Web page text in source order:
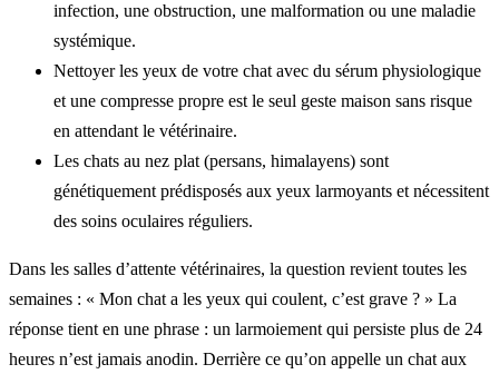
infection, une obstruction, une malformation ou une maladie
systémique.
Nettoyer les yeux de votre chat avec du sérum physiologique
et une compresse propre est le seul geste maison sans risque
en attendant le vétérinaire.
Les chats au nez plat (persans, himalayens) sont
génétiquement prédisposés aux yeux larmoyants et nécessitent
des soins oculaires réguliers.
Dans les salles d’attente vétérinaires, la question revient toutes les
semaines : « Mon chat a les yeux qui coulent, c’est grave ? » La
réponse tient en une phrase : un larmoiement qui persiste plus de 24
heures n’est jamais anodin. Derrière ce qu’on appelle un chat aux